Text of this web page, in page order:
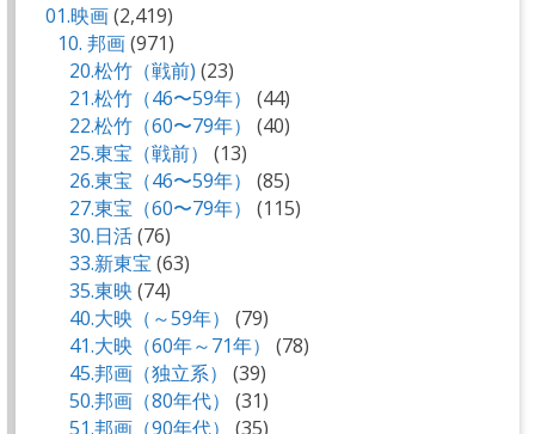
01.映画(2,419)
10. 邦画(971)
20.松竹（戦前) (23)
21.松竹（46〜59年）
(44)
22.松竹（60〜79年）
(40)
25.東宝（戦前）
(13)
26.東宝（46〜59年）
(85)
27.東宝（60〜79年）
(115)
30.日活(76)
33.新東宝 (63)
35.東映 (74)
40.大映（～59年）
(79)
41.大映（60年～71年）
(78)
45.邦画（独立系）
(39)
50.邦画（80年代）
(31)
51.邦画（90年代）
(35)